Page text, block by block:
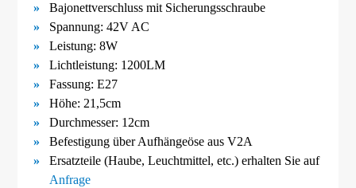
Bajonettverschluss mit Sicherungsschraube
Spannung: 42V AC
Leistung: 8W
Lichtleistung: 1200LM
Fassung: E27
Höhe: 21,5cm
Durchmesser: 12cm
Befestigung über Aufhängeöse aus V2A
Ersatzteile (Haube, Leuchtmittel, etc.) erhalten Sie auf
Anfrage